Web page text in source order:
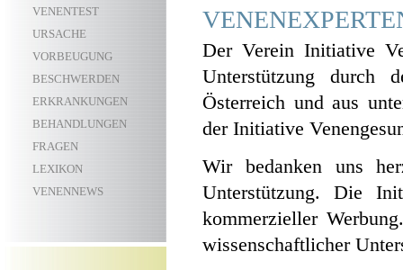
VENENTEST
URSACHE
VORBEUGUNG
BESCHWERDEN
ERKRANKUNGEN
BEHANDLUNGEN
FRAGEN
LEXIKON
VENENNEWS
Der Verein Initiative
Unterstützung durch
Österreich und aus
der Initiative
Wir bedanken uns
Unterstützung. Die
kommerzieller
wissenschaftlicher